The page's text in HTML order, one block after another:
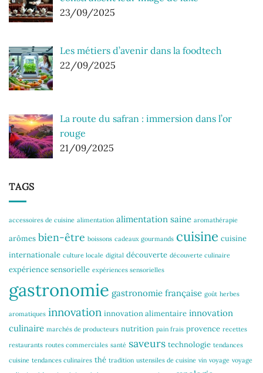
23/09/2025
Les métiers d’avenir dans la foodtech
22/09/2025
La route du safran : immersion dans l’or
rouge
21/09/2025
TAGS
accessoires de cuisine alimentation alimentation saine aromathérapie
arômes bien-être boissons cadeaux gourmands cuisine cuisine
internationale culture locale digital découverte découverte culinaire
expérience sensorielle expériences sensorielles
gastronomie gastronomie française goût herbes
aromatiques innovation innovation alimentaire innovation
culinaire marchés de producteurs nutrition pain frais provence recettes
restaurants routes commerciales santé saveurs technologie tendances
cuisine tendances culinaires thé tradition ustensiles de cuisine vin voyage voyage